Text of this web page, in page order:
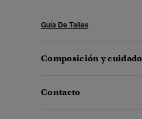
Guía De Tallas
Composición y cuidado
Contacto